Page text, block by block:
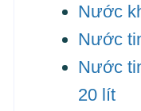
Nước
Nước
Nước
20 lít